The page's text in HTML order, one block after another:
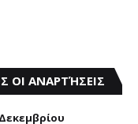
ΟΙ ΑΝΑΡΤΉΣΕΙΣ